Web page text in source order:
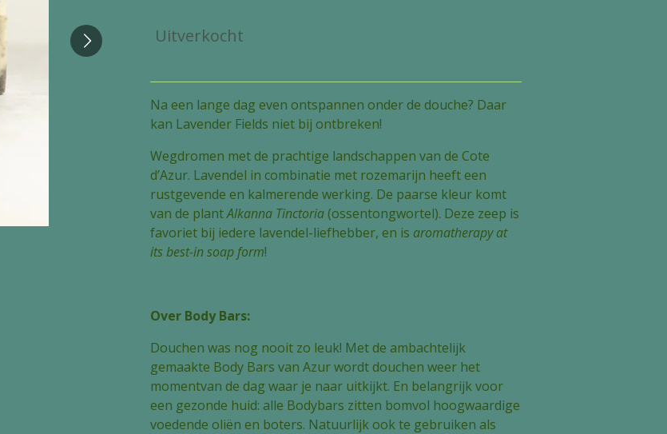
Uitverkocht
Na een lange dag even ontspannen onder de douche? Daar
kan Lavender Fields niet bij ontbreken!
Wegdromen met de prachtige landschappen van de Cote
d’Azur. Lavendel in combinatie met rozemarijn heeft een
rustgevende en kalmerende werking. De paarse kleur komt
van de plantAlkanna Tinctoria(ossentongwortel). Deze zeep is
favoriet bij iedere lavendel-liefhebber, en is aromatherapy at
its best-in soap form!
Over Body Bars:
Douchen was nog nooit zo leuk! Met de ambachtelijk
gemaakte Body Bars van Azur wordt douchen weer het
momentvan de dag waar je naar uitkijkt. En belangrijk voor
een gezonde huid: alle Bodybars zitten bomvol hoogwaardige
voedende oliën en boters. Natuurlijk ook te gebruiken als